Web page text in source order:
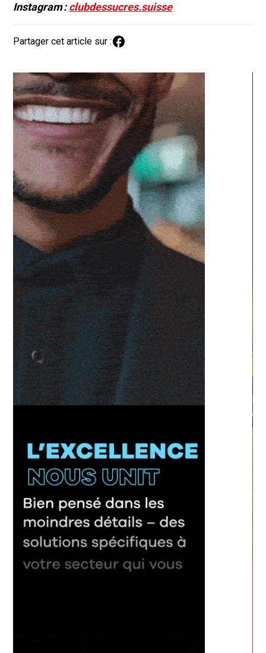
Instagram :clubdessucres.suisse
Partager cet article sur :